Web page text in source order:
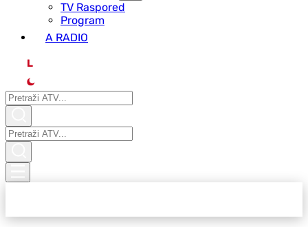
ТV Raspored
Program
A RADIO
L